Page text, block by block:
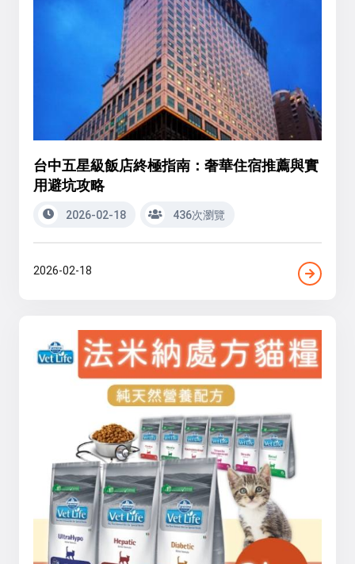
台中五星級飯店終極指南：奢華住宿推薦與實
用避坑攻略
2026-02-18 436次瀏覽
2026-02-18